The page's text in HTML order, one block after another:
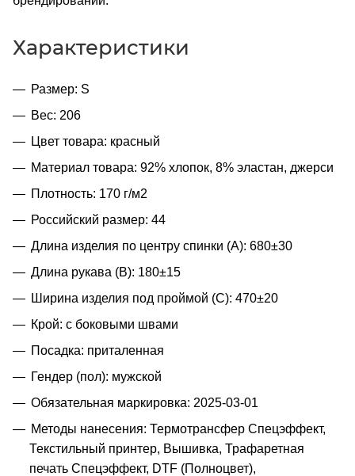
Характеристики
Размер: S
Вес: 206
Цвет товара: красный
Материал товара: 92% хлопок, 8% эластан, джерси
Плотность: 170 г/м2
Российский размер: 44
Длина изделия по центру спинки (A): 680±30
Длина рукава (B): 180±15
Ширина изделия под проймой (С): 470±20
Крой: с боковыми швами
Посадка: приталенная
Гендер (пол): мужской
Обязательная маркировка: 2025-03-01
Методы нанесения: Термотрансфер Спецэффект,
Текстильный принтер, Вышивка, Трафаретная
печать Спецэффект, DTF (Полноцвет),